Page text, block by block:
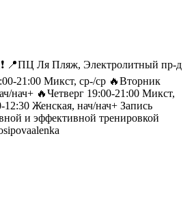
📍ПЦ Ля Пляж, Электролитный пр-д
21:00 Микст, ср-/ср 🔥Вторник
нач+ 🔥Четверг 19:00-21:00 Микст,
Женская, нач/нач+ Запись
и эффективной тренировкой